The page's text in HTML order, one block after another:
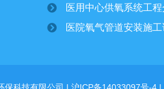
医用中心供氧系统工程
医院氧气管道安装施工